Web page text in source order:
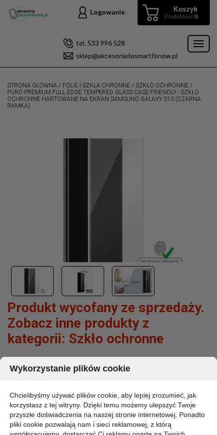
Koszyk
Produktów: 0
Logowanie
tel. 533 996 528
sklep@akcesoriadosmartfonow.pl
STRONA GŁÓWNA / FOLIE I SZKŁA CHRONNE / SZKŁO OCHRONNE /
PURO PREMIUM FULL EDGE TEMPERED GLASS CASE FRIENDLY - SZKŁO
OCHRONNE HARTOWANE NA EKRAN SAMSUNG GALAXY S10 (CZARNA
RAMKA)
Produkt wycofany ze sprzedaży.
Zobacz inne produkty z
kategorii: Szkło ochronne
PURO PREMIUM FULL EDGE TEMPERED
GLASS CASE FRIENDLY - SZKŁO OCHRONNE
S10 (CZARNA RAMKA)
MARKA:
PURO
Wykorzystanie plików cookie
Chcielibyśmy używać plików cookie, aby lepiej zrozumieć, jak
korzystasz z tej witryny. Dzięki temu możemy ulepszyć Twoje
przyszłe doświadczenia na naszej stronie internetowej. Ponadto
pliki cookie pozwalają nam i sieci reklamowej, z którą